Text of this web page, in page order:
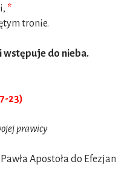
*
tronie.
wstępuje do nieba.
23)
prawicy
Apostoła do Efezjan